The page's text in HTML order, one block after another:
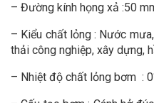
– Đường kính họng xả :50
– Kiểu chất lỏng : Nước
thải công nghiệp, xây dựng,
– Nhiệt độ chất lỏng bơm :